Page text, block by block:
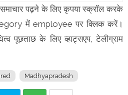
समाचार पढ़ने के लिए कृपया स्क्रॉल करके
में employee पर क्लिक करें।
पूछताछ के लिए व्हाट्सएप, टेलीग्राम
Madhyapradesh